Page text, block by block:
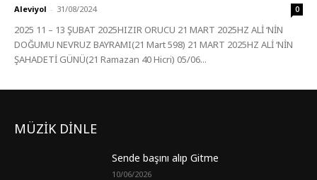
Aleviyol - 31/08/2024 0
2025 11 – 13 ŞUBAT 2025HIZIR ORUCU 21 MART 2025HZ ALİ ‘NİN
DOĞUMU NEVRUZ BAYRAMI(21 Mart 598) 21 MART 2025HZ ALİ ‘NİN
ŞAHADETİ GÜNÜ(21 Ramazan 40 Hicri) 05/06...
MÜZİK DİNLE
Sende başını alıp Gitme
10/06/2026